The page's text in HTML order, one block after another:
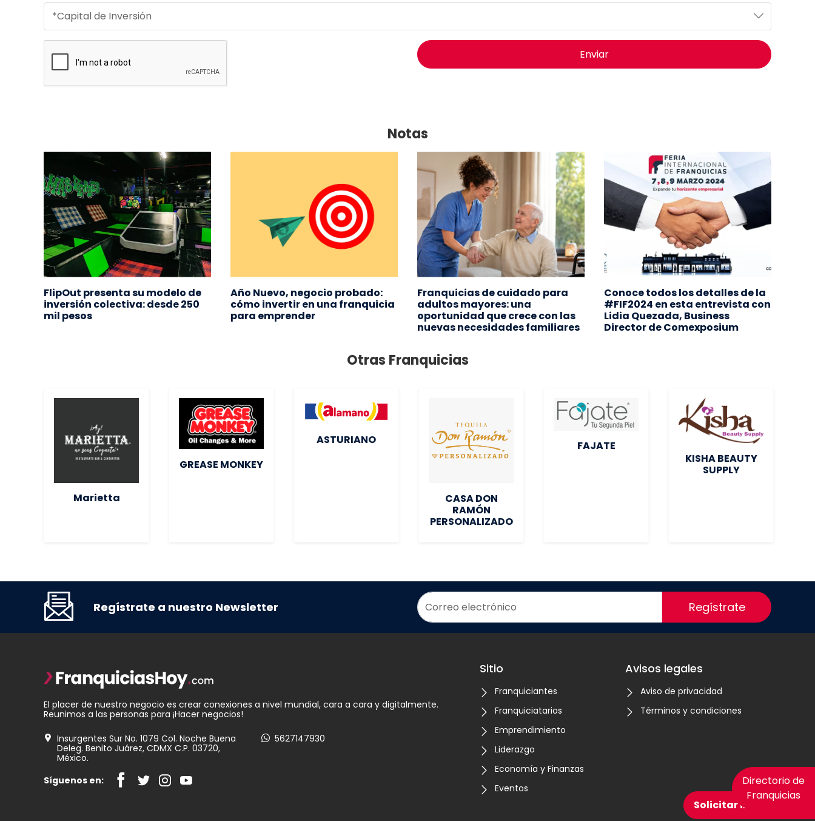
Enviar
Notas
FlipOut presenta su modelo de
inversión colectiva: desde 250
mil pesos
Año Nuevo, negocio probado:
cómo invertir en una franquicia
para emprender
Franquicias de cuidado para
adultos mayores: una
oportunidad que crece con las
nuevas necesidades familiares
Conoce todos los detalles de la
#FIF2024 en esta entrevista con
Lidia Quezada, Business
Director de Comexposium
Otras Franquicias
Marietta
GREASE MONKEY
ASTURIANO
CASA DON
RAMÓN
PERSONALIZADO
FAJATE
KISHA BEAUTY
SUPPLY
Solicitar información
Directorio de
Franquicias
Regístrate a nuestro Newsletter Regístrate
El placer de nuestro negocio es crear conexiones a nivel mundial, cara a cara y digitalmente.
Reunimos a las personas para ¡Hacer negocios!
Insurgentes Sur No. 1079 Col. Noche Buena
Deleg. Benito Juárez, CDMX C.P. 03720,
México.
5627147930
Síguenos en:
Sitio
Franquiciantes
Franquiciatarios
Emprendimiento
Liderazgo
Economía y Finanzas
Eventos
Avisos legales
Aviso de privacidad
Términos y condiciones